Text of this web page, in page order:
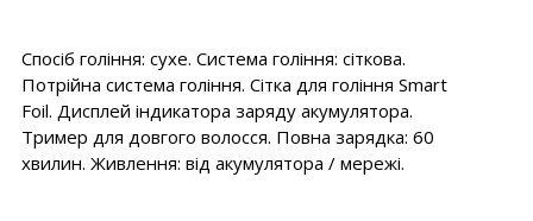
Спосіб гоління: сухе. Система гоління: сіткова.
Потрійна система гоління. Сітка для гоління Smart
Foil. Дисплей індикатора заряду акумулятора.
Тример для довгого волосся. Повна зарядка: 60
хвилин. Живлення: від акумулятора / мережі.